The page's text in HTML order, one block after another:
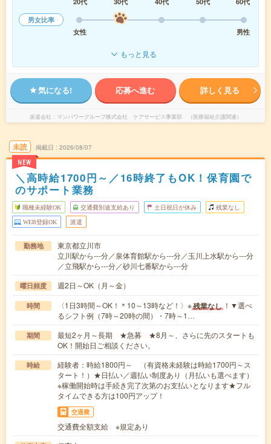
男女比率
女性
男性
もっと見る
気になる! 応募へ進む 詳しく見る
派遣会社 マンパワーグループ株式会社 ケアサービス事業部 （医療福祉介護関連）
未読
NEW
掲載日 2026/08/07
＼高時給1700円～／16時終了もOK！保育園で
のサポート業務
職種未経験OK 交通費別途支給あり 土日祝日が休み 残業なし
WEB登録OK 派遣
勤務地
東京都立川市
立川駅から---分／泉体育館駅から---分／玉川上水駅から---分
／立飛駅から---分／砂川七番駅から---分
曜日頻度 週2日～OK（月～金）
時間 〈1日3時間～OK！＊10～13時など！〉※残業なし ！▼選べ
るシフト例（7時～20時の間）・7時～1…
期間
最短2ヶ月～長期 ★急募 ★8月～、さらに先のスタートも
OK！開始日ご相談ください。
時給
経験者：時給1800円～ （有資格未経験は時給1700円～ス
タート！）★日払い／週払い制度あり（月払いも選べます）
※稼働開始時は手続き完了次第のお支払いとなります★フル
タイムできる方は100円アップ！
交通費
交通費全額支給 ※規定あり